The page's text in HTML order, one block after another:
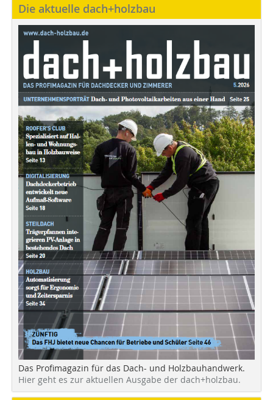
Die aktuelle dach+holzbau
Das Profimagazin für das Dach- und Holzbauhandwerk.
Hier geht es zur aktuellen Ausgabe der dach+holzbau.